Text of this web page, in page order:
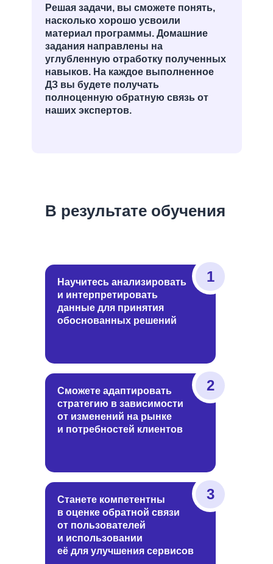
Решая задачи, вы сможете понять,
насколько хорошо усвоили
материал программы. Домашние
задания направлены на
углубленную отработку полученных
навыков. На каждое выполненное
ДЗ вы будете получать
полноценную обратную связь от
наших экспертов.
В результате обучения
Научитесь анализировать
и интерпретировать
данные для принятия
обоснованных решений
Станете компетентны
в оценке обратной связи
от пользователей
и использовании
её для улучшения сервисов
Сможете адаптировать
стратегию в зависимости
от изменений на рынке
и потребностей клиентов
3
1
2